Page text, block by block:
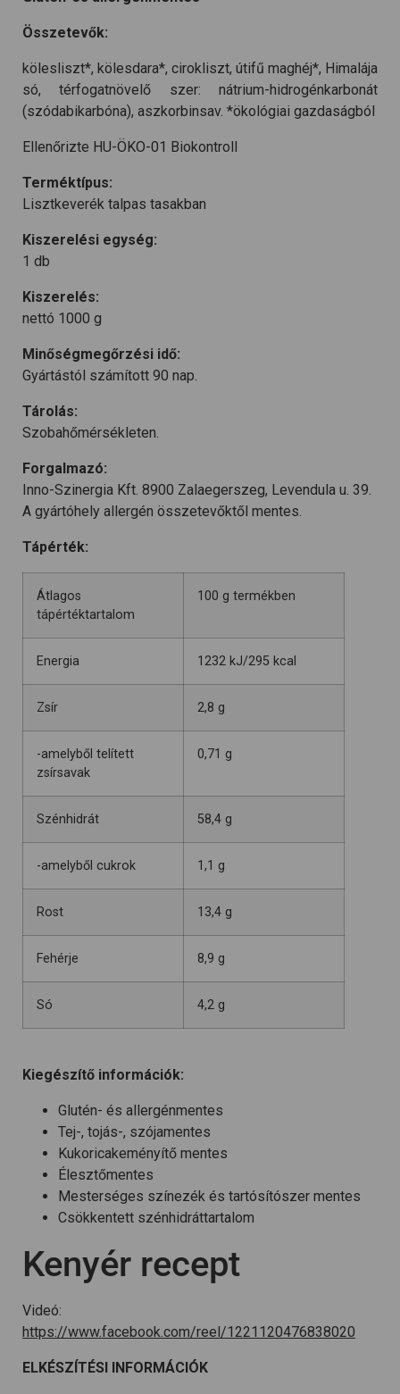
Összetevők:
kölesliszt*, kölesdara*, cirokliszt, útifű maghéj*, Himalája
só, térfogatnövelő szer: nátrium-hidrogénkarbonát
(szódabikarbóna), aszkorbinsav. *ökológiai gazdaságból
Ellenőrizte HU-ÖKO-01 Biokontroll
Terméktípus:
Lisztkeverék talpas tasakban
Kiszerelési egység:
1 db
Kiszerelés:
nettó 1000 g
Minőségmegőrzési idő:
Gyártástól számított 90 nap.
Tárolás:
Szobahőmérsékleten.
Forgalmazó:
Inno-Szinergia Kft. 8900 Zalaegerszeg, Levendula u. 39.
A gyártóhely allergén összetevőktől mentes.
Tápérték:
Átlagos
tápértéktartalom
100 g termékben
Energia 1232 kJ/295 kcal
Zsír 2,8 g
-amelyből telített
zsírsavak
0,71 g
Szénhidrát 58,4 g
-amelyből cukrok 1,1 g
Rost 13,4 g
Fehérje 8,9 g
Só 4,2 g
Kiegészítő információk:
Glutén- és allergénmentes
Tej-, tojás-, szójamentes
Kukoricakeményítő mentes
Élesztőmentes
Mesterséges színezék és tartósítószer mentes
Csökkentett szénhidráttartalom
Kenyér recept
Videó:
https://www.facebook.com/reel/1221120476838020
ELKÉSZÍTÉSI INFORMÁCIÓK